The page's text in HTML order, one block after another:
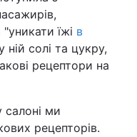
їжі в
солі та цукру,
рецептори на
салоні ми
рецепторів.